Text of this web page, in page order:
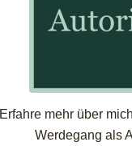
Erfahre mehr über
Werdegang als